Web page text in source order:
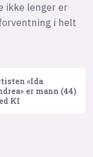
ikke lenger er
i helt
«Ida
er mann (44)
KI